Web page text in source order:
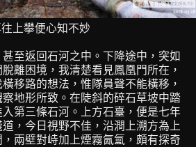
上攀便心知不妙
至返回石河之中。下降途中，突如
離困境，我清楚看見鳳凰門所在，
移路的想法，惟隊員聲不能橫移，
地形所致。在陡斜的碎石草坡中踏
第三條石河。上方石臺，便是七年
，今日視野不佳，沿澗上溯方為上
兩壁對峙加上煙霧氤氳，頗有探奇